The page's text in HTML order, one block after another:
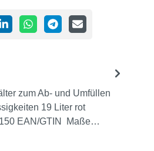
zum Ab- und Umfüllen
19 Liter rot
EAN/GTIN Maße…